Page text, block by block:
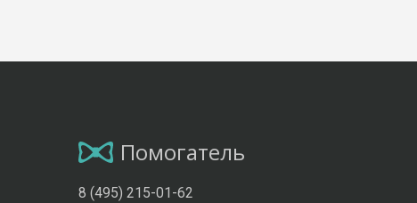
Помогатель
8 (495) 215-01-62